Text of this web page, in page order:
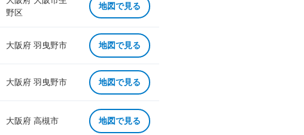
野区
地図で見る
大阪府 羽曳野市 地図で見る
大阪府 羽曳野市 地図で見る
大阪府 高槻市 地図で見る